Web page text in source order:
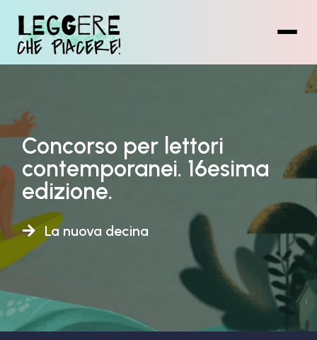
contenuto
principale
Concorso per lettori
contemporanei. 16esima
edizione.
La nuova decina
Previous